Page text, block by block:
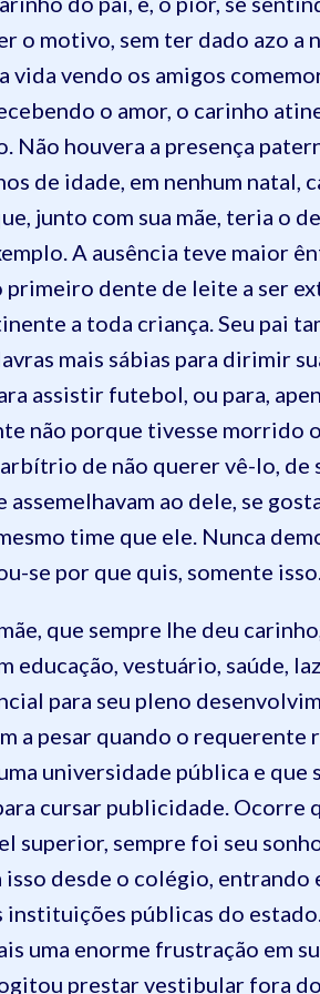
o motivo, sem ter dado azo a
vida vendo os amigos
o amor, o carinho
Não houvera a presença
de idade, em nenhum natal,
junto com sua mãe, teria o
A ausência teve maior
primeiro dente de leite a ser
a toda criança. Seu pai
mais sábias para dirimir
assistir futebol, ou para,
não porque tivesse morrido
de não querer vê-lo, de
ao dele, se
time que ele. Nunca
se por que quis, somente isso.
que sempre lhe deu
educação, vestuário, saúde,
para seu pleno
a pesar quando o requerente
universidade pública e que
cursar publicidade. Ocorre
superior, sempre foi seu
desde o colégio, entrando
públicas do
uma enorme frustração em
prestar vestibular fora